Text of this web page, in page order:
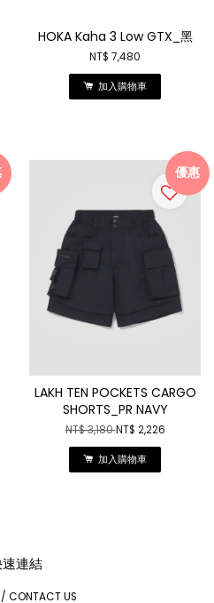
HOKA Kaha 3 Low GTX_黑
NT$ 7,480
加入購物車
優惠
LAKH TEN POCKETS CARGO
SHORTS_PR NAVY
NT$ 3,180NT$ 2,226
加入購物車
連結
CONTACT US